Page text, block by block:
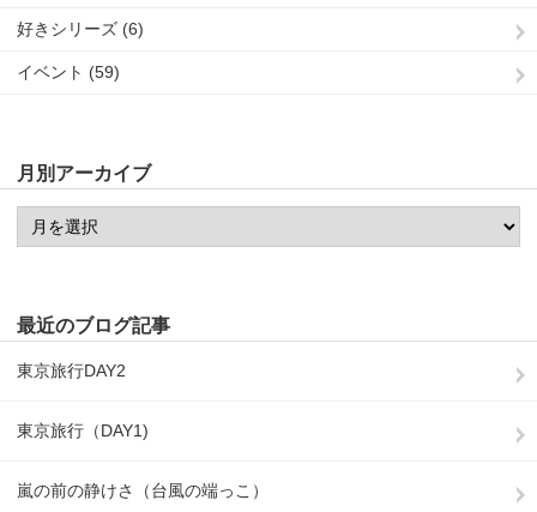
好きシリーズ (6)
イベント (59)
月別アーカイブ
最近のブログ記事
東京旅行DAY2
東京旅行（DAY1)
嵐の前の静けさ（台風の端っこ）